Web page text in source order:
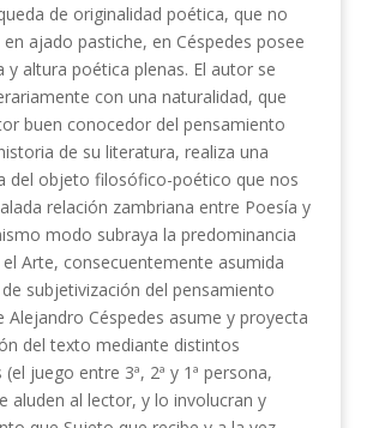
de originalidad poética, que no
ajado pastiche, en Céspedes posee
y altura poética plenas. El autor se
con una naturalidad, que
buen conocedor del pensamiento
de su literatura, realiza una
del objeto filosófico-poético que nos
relación zambriana entre Poesía y
modo subraya la predominancia
Arte, consecuentemente asumida
subjetivización del pensamiento
Alejandro Céspedes asume y proyecta
del texto mediante distintos
juego entre 3ª, 2ª y 1ª persona,
aluden al lector, y lo involucran y